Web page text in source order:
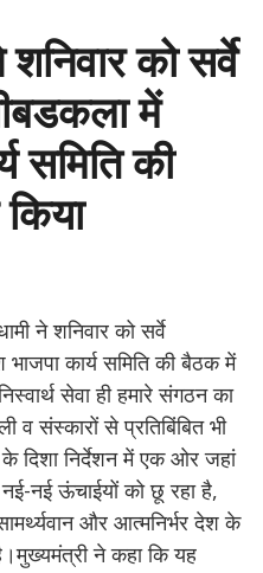
को सर्वे
में
समिति की
ने शनिवार को सर्वे
कार्य समिति की बैठक में
सेवा ही हमारे संगठन का
व संस्कारों से प्रतिबिंबित भी
के दिशा निर्देशन में एक ओर जहां
नई-नई ऊंचाईयों को छू रहा है,
और आत्मनिर्भर देश के
ने कहा कि यह